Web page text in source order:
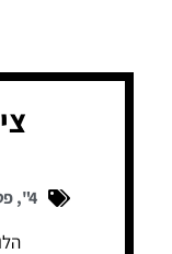
4"
,